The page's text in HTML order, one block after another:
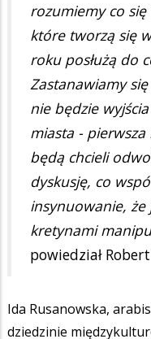
rozumiemy co się
które tworzą się
roku posłużą do
Zastanawiamy
nie będzie
miasta -
będą chcieli
dyskusję, co
insynuowanie,
kretynami
powiedział
Ida Rusanowska,
dziedzinie